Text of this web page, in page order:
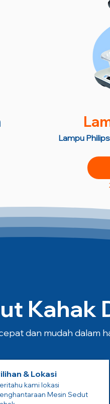
Lampu
Kahak
dan mudah dalam
& Lokasi
kami lokasi
Mesin Sedut